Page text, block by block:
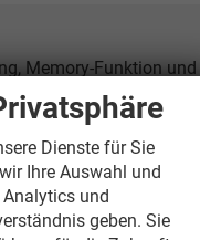
Memory-Funktion
elektrisch
der äußeren
und TDI-Motoren als
Dienste für Sie
Ihre Auswahl und
und
geben. Sie